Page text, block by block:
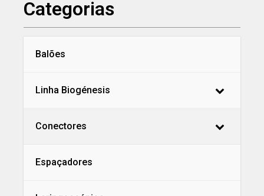
Categorias
Balões
Linha Biogénesis
Conectores
Espaçadores